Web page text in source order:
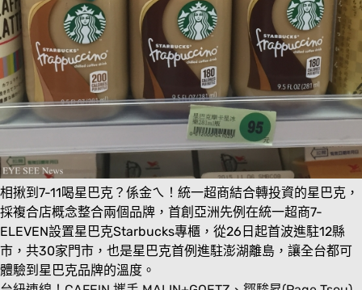
相揪到7-11喝星巴克？係金ㄟ！統一超商結合轉投資的星巴克，
採複合店概念整合兩個品牌，首創亞洲先例在統一超商7-
ELEVEN設置星巴克Starbucks專櫃，從26日起首波進駐12縣
市，共30家門市，也是星巴克首例進駐澎湖離島，讓全台都可
體驗到星巴克品牌的溫度。